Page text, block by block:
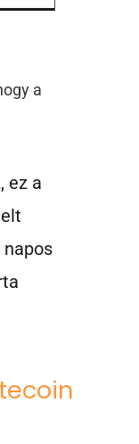
a
ez a